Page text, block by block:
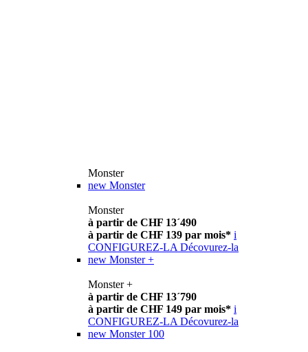
Monster
new Monster
Monster
à partir de CHF 13´490
à partir de CHF 139 par mois* i
CONFIGUREZ-LA Décovurez-la
new Monster +
Monster +
à partir de CHF 13´790
à partir de CHF 149 par mois* i
CONFIGUREZ-LA Décovurez-la
new Monster 100